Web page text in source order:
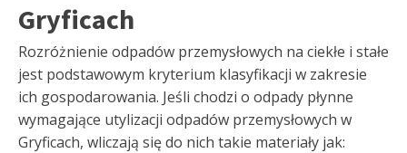
Gryficach
Rozróżnienie odpadów przemysłowych na ciekłe i stałe
jest podstawowym kryterium klasyfikacji w zakresie
ich gospodarowania. Jeśli chodzi o odpady płynne
wymagające utylizacji odpadów przemysłowych w
Gryficach, wliczają się do nich takie materiały jak: